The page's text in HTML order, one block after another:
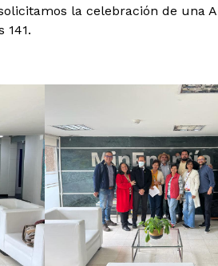
la celebración de una
141.